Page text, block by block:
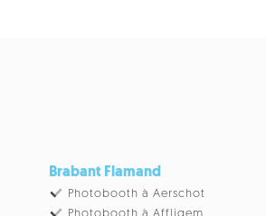
Brabant Flamand
Photobooth à Aerschot